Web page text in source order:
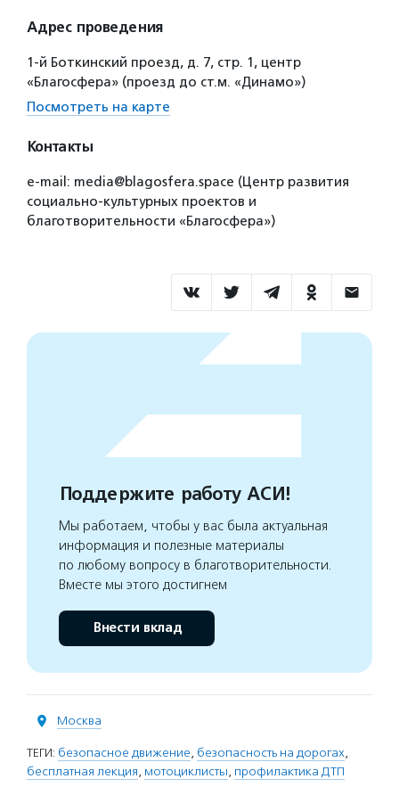
Адрес проведения
1-й Боткинский проезд, д. 7, стр. 1, центр
«Благосфера» (проезд до ст.м. «Динамо»)
Посмотреть на карте
Контакты
e-mail: media@blagosfera.space (Центр развития
социально-культурных проектов и
благотворительности «Благосфера»)
Поддержите работу АСИ!
Мы работаем, чтобы у вас была актуальная
информация и полезные материалы
по любому вопросу в благотворительности.
Вместе мы этого достигнем
Внести вклад
Москва
ТЕГИ: безопасное движение, безопасность на дорогах,
бесплатная лекция, мотоциклисты, профилактика ДТП